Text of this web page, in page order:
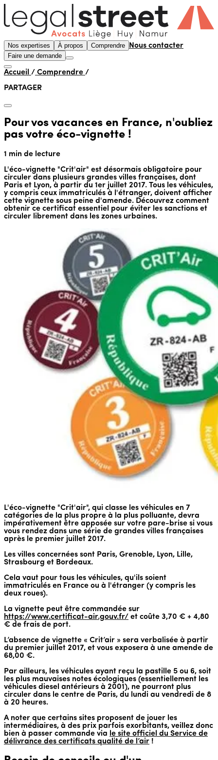
Nos expertises À propos Comprendre Nous contacter
Faire une demande
Accueil / Comprendre /
PARTAGER
Pour vos vacances en France, n'oubliez
pas votre éco-vignette !
1 min de lecture
L'éco-vignette "Crit'air" est désormais obligatoire pour
circuler dans plusieurs grandes villes françaises, dont
Paris et Lyon, à partir du 1er juillet 2017. Tous les véhicules,
y compris ceux immatriculés à l'étranger, doivent afficher
cette vignette sous peine d'amende. Découvrez comment
obtenir ce certificat essentiel pour éviter les sanctions et
circuler librement dans les zones urbaines.
L'éco-vignette "Crit'air", qui classe les véhicules en 7
catégories de la plus propre à la plus polluante, devra
impérativement être apposée sur votre pare-brise si vous
vous rendez dans une série de grandes villes françaises
après le premier juillet 2017.
Les villes concernées sont Paris, Grenoble, Lyon, Lille,
Strasbourg et Bordeaux.
Cela vaut pour tous les véhicules, qu'ils soient
immatriculés en France ou à l'étranger (y compris les
deux roues).
La vignette peut être commandée sur
https://www.certificat-air.gouv.fr/ et coûte 3,70 € + 4,80
€ de frais de port.
L’absence de vignette « Crit’air » sera verbalisée à partir
du premier juillet 2017, et vous exposera à une amende de
68,00 €.
Par ailleurs, les véhicules ayant reçu la pastille 5 ou 6, soit
les plus mauvaises notes écologiques (essentiellement les
véhicules diesel antérieurs à 2001), ne pourront plus
circuler dans le centre de Paris, du lundi au vendredi de 8
à 20 heures.
A noter que certains sites proposent de jouer les
intermédiaires, à des prix parfois exorbitants, veillez donc
bien à passer commande via le site officiel du Service de
délivrance des certificats qualité de l’air !